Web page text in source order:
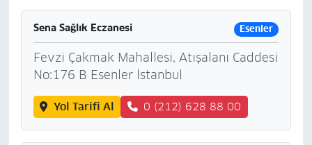
Sena Sağlık Eczanesi Esenler
Fevzi Çakmak Mahallesi, Atışalanı Caddesi
No:176 B Esenler İstanbul
Yol Tarifi Al 0 (212) 628 88 00